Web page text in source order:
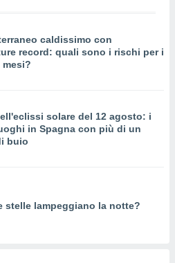
caldissimo con
record: quali sono i rischi per i
solare del 12 agosto: i
in Spagna con più di un
buio
stelle lampeggiano la notte?